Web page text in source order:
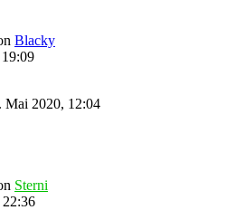
Blacky
Mai 2020, 12:04
Sterni
22:36